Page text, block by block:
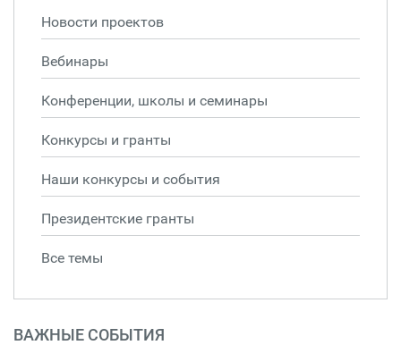
Новости проектов
Вебинары
Конференции, школы и семинары
Конкурсы и гранты
Наши конкурсы и события
Президентские гранты
Все темы
ВАЖНЫЕ СОБЫТИЯ